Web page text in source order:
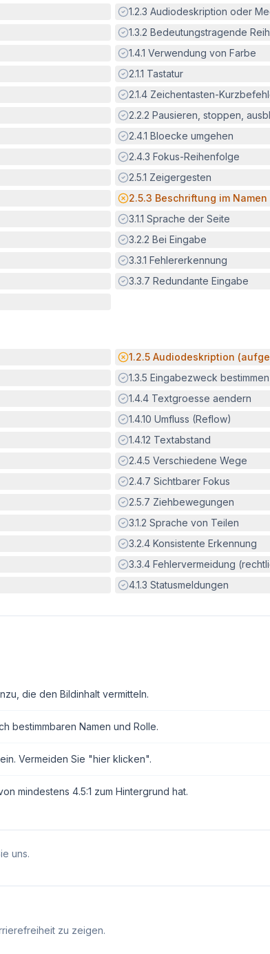
Erfüllt:
1.2.3 Audiodeskription oder
Erfüllt:
1.3.2 Bedeutungstragende
Erfüllt:
1.4.1 Verwendung von Farbe
Erfüllt:
2.1.1 Tastatur
Erfüllt:
2.1.4 Zeichentasten-
Erfüllt:
2.2.2 Pausieren, stoppen,
Erfüllt:
2.4.1 Bloecke umgehen
Erfüllt:
2.4.3 Fokus-Reihenfolge
Erfüllt:
2.5.1 Zeigergesten
Potenzielle Barriere:
2.5.3 Beschriftung im Namen
Erfüllt:
3.1.1 Sprache der Seite
Erfüllt:
3.2.2 Bei Eingabe
Erfüllt:
3.3.1 Fehlererkennung
Erfüllt:
3.3.7 Redundante Eingabe
Potenzielle Barriere:
1.2.5 Audiodeskription
Erfüllt:
1.3.5 Eingabezweck bestimmen
Erfüllt:
1.4.4 Textgroesse aendern
Erfüllt:
1.4.10 Umfluss (Reflow)
Erfüllt:
1.4.12 Textabstand
Erfüllt:
2.4.5 Verschiedene Wege
Erfüllt:
2.4.7 Sichtbarer Fokus
Erfüllt:
2.5.7 Ziehbewegungen
Erfüllt:
3.1.2 Sprache von Teilen
Erfüllt:
3.2.4 Konsistente Erkennung
Erfüllt:
3.3.4 Fehlervermeidung
Erfüllt:
4.1.3 Statusmeldungen
die den Bildinhalt vermitteln.
bestimmbaren Namen und Rolle.
Vermeiden Sie "hier klicken".
mindestens 4.5:1 zum Hintergrund hat.
uns.
zu zeigen.